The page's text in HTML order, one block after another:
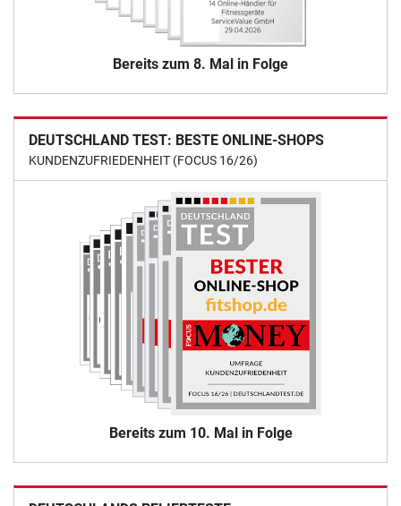
Bereits zum 8. Mal in Folge
DEUTSCHLAND TEST: BESTE ONLINE-SHOPS
KUNDENZUFRIEDENHEIT (FOCUS 16/26)
Bereits zum 10. Mal in Folge